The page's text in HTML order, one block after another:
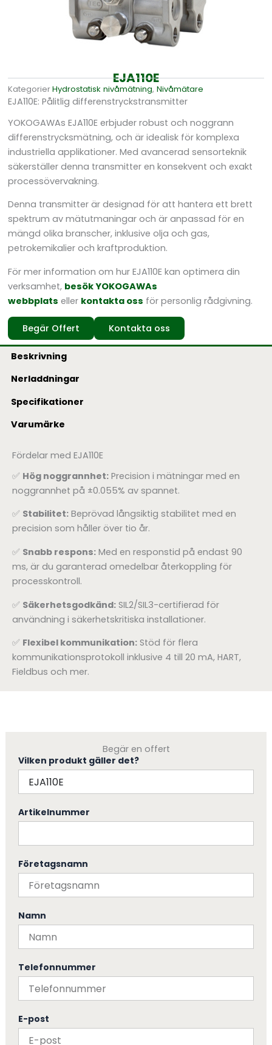
EJA110E
KategorierHydrostatisk nivåmätning,Nivåmätare
EJA110E: Pålitlig differenstryckstransmitter
YOKOGAWAs EJA110E erbjuder robust och noggrann
differenstrycksmätning, och är idealisk för komplexa
industriella applikationer. Med avancerad sensorteknik
säkerställer denna transmitter en konsekvent och exakt
processövervakning.
Denna transmitter är designad för att hantera ett brett
spektrum av mätutmaningar och är anpassad för en
mängd olika branscher, inklusive olja och gas,
petrokemikalier och kraftproduktion.
För mer information om hur EJA110E kan optimera din
verksamhet, besök YOKOGAWAs
webbplats eller kontakta oss för personlig rådgivning.
Begär Offert Kontakta oss
Beskrivning
Nerladdningar
Specifikationer
Varumärke
Fördelar med EJA110E
✅ Hög noggrannhet: Precision i mätningar med en
noggrannhet på ±0.055% av spannet.
✅ Stabilitet: Beprövad långsiktig stabilitet med en
precision som håller över tio år.
✅ Snabb respons: Med en responstid på endast 90
ms, är du garanterad omedelbar återkoppling för
processkontroll.
✅ Säkerhetsgodkänd: SIL2/SIL3-certifierad för
användning i säkerhetskritiska installationer.
✅ Flexibel kommunikation: Stöd för flera
kommunikationsprotokoll inklusive 4 till 20 mA, HART,
Fieldbus och mer.
Begär en offert
Vilken produkt gäller det?
Artikelnummer
Företagsnamn
Namn
Telefonnummer
E-post